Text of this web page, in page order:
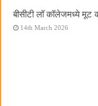
बीसीटी लॉ कॉलेजमध्ये मूट
14th March 2026